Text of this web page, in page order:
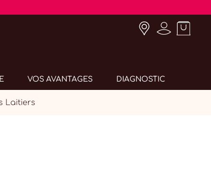
VOS AVANTAGES DIAGNOSTIC
Laitiers